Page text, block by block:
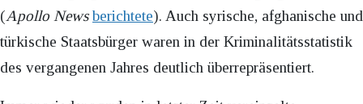
(Apollo News berichtete). Auch syrische, afghanische und
türkische Staatsbürger waren in der Kriminalitätsstatistik
des vergangenen Jahres deutlich überrepräsentiert.